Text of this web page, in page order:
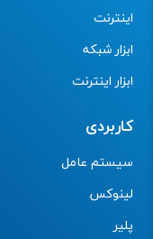
اینترنت
ابزار شبکه
ابزار اینترنت
کاربردی
سیستم عامل
لینوکس
پلیر